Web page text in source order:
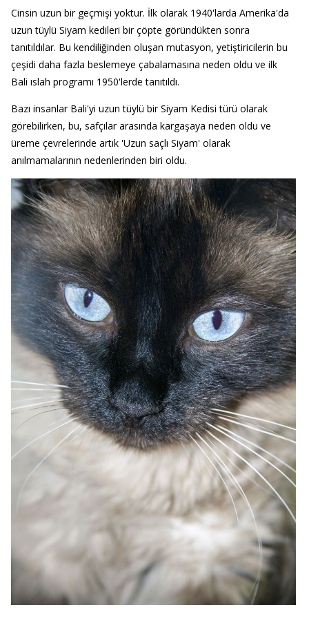
Cinsin uzun bir geçmişi yoktur. İlk olarak 1940'larda Amerika'da
uzun tüylü Siyam kedileri bir çöpte göründükten sonra
tanıtıldılar. Bu kendiliğinden oluşan mutasyon, yetiştiricilerin bu
çeşidi daha fazla beslemeye çabalamasına neden oldu ve ilk
Bali ıslah programı 1950'lerde tanıtıldı.
Bazı insanlar Bali'yi uzun tüylü bir Siyam Kedisi türü olarak
görebilirken, bu, safçılar arasında kargaşaya neden oldu ve
üreme çevrelerinde artık 'Uzun saçlı Siyam' olarak
anılmamalarının nedenlerinden biri oldu.